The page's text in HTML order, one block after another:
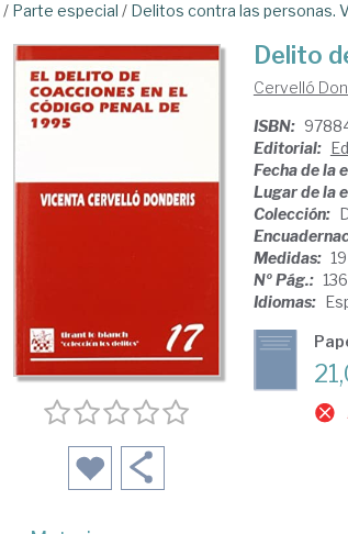
/ Parte especial / Delitos contra las personas.
Delito
Cervelló
ISBN:
Editorial:
Fecha de la
Lugar de la
Colección:
Medidas:
Nº Pág.: 136
Idiomas: